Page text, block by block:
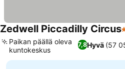
Zedwell Piccadilly Circus
7,8Hyvä (57
Paikan päällä oleva
kuntokeskus